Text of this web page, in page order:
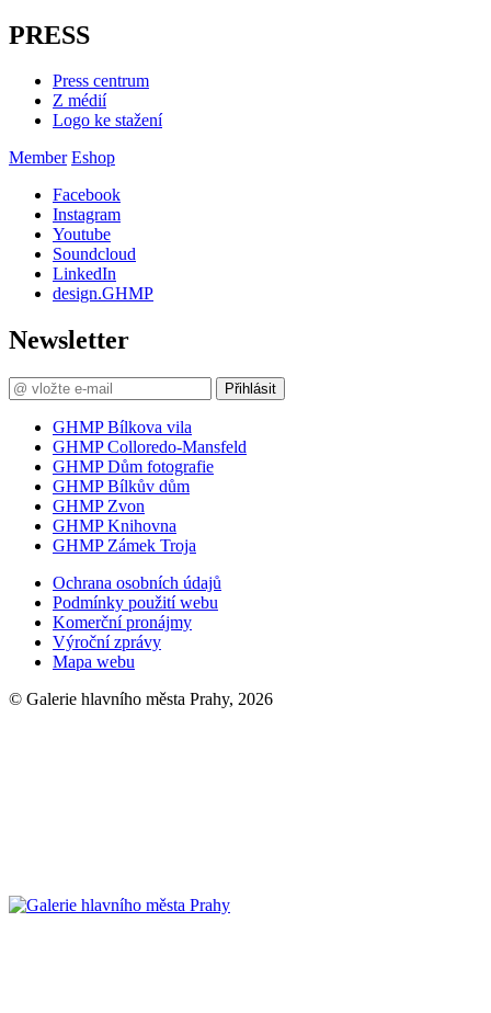
PRESS
Press centrum
Z médií
Logo ke stažení
Member Eshop
Facebook
Instagram
Youtube
Soundcloud
LinkedIn
design.GHMP
Newsletter
Přihlásit
GHMP Bílkova vila
GHMP Colloredo-Mansfeld
GHMP Dům fotografie
GHMP Bílkův dům
GHMP Zvon
GHMP Knihovna
GHMP Zámek Troja
Ochrana osobních údajů
Podmínky použití webu
Komerční pronájmy
Výroční zprávy
Mapa webu
© Galerie hlavního města Prahy, 2026